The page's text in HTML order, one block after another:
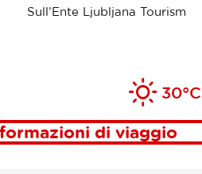
Sull’Ente Ljubljana Tourism
30°C
di viaggio